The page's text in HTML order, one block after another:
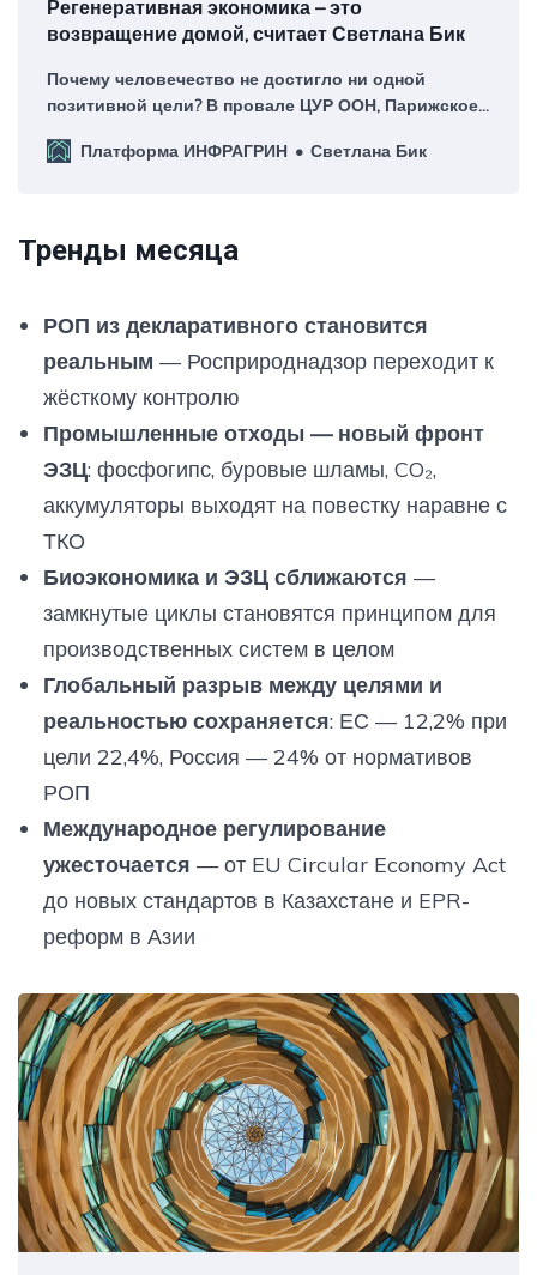
Регенеративная экономика – это
возвращение домой, считает Светлана Бик
Почему человечество не достигло ни одной
позитивной цели? В провале ЦУР ООН, Парижское
других инициатив.
Платформа ИНФРАГРИН Светлана Бик
Тренды месяца
РОП из декларативного становится
реальным — Росприроднадзор переходит к
жёсткому контролю
Промышленные отходы — новый фронт
ЭЗЦ: фосфогипс, буровые шламы, CO₂,
аккумуляторы выходят на повестку наравне с
ТКО
Биоэкономика и ЭЗЦ сближаются —
замкнутые циклы становятся принципом для
производственных систем в целом
Глобальный разрыв между целями и
реальностью сохраняется: ЕС — 12,2% при
цели 22,4%, Россия — 24% от нормативов
РОП
Международное регулирование
ужесточается — от EU Circular Economy Act
до новых стандартов в Казахстане и EPR-
реформ в Азии